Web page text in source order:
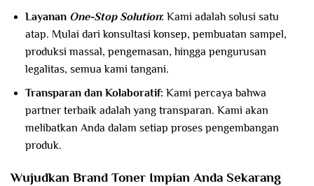
Layanan One-Stop Solution: Kami adalah solusi satu
atap. Mulai dari konsultasi konsep, pembuatan sampel,
produksi massal, pengemasan, hingga pengurusan
legalitas, semua kami tangani.
Transparan dan Kolaboratif: Kami percaya bahwa
partner terbaik adalah yang transparan. Kami akan
melibatkan Anda dalam setiap proses pengembangan
produk.
Wujudkan Brand Toner Impian Anda Sekarang